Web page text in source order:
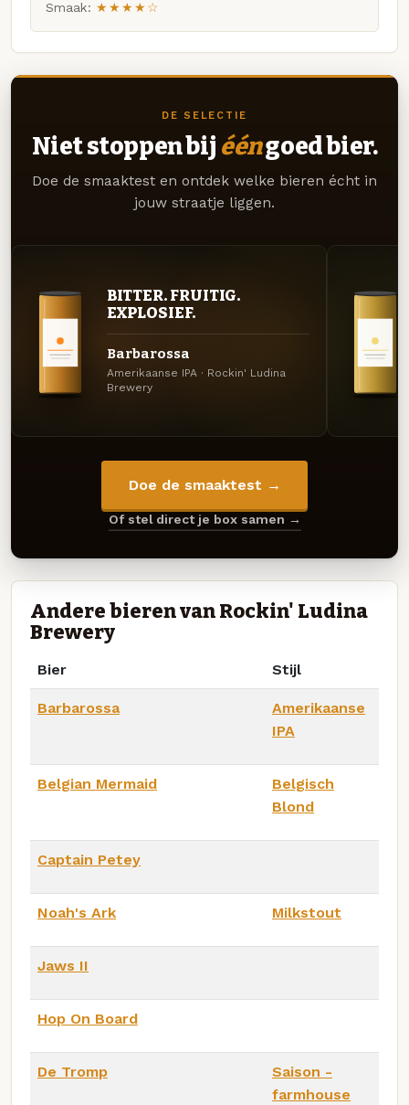
Smaak: ★★★★☆
DE SELECTIE
Niet stoppen bij ééngoed bier.
Doe de smaaktest en ontdek welke bieren écht in
jouw straatje liggen.
BITTER. FRUITIG.
EXPLOSIEF.
Barbarossa
Amerikaanse IPA · Rockin' Ludina
Brewery
Doe de smaaktest →
Of stel direct je box samen →
Andere bieren van Rockin' Ludina
Brewery
Bier Stijl
Barbarossa
Amerikaanse
IPA
Belgian Mermaid
Belgisch
Blond
Captain Petey
Noah's Ark Milkstout
Jaws II
Hop On Board
De Tromp
Saison -
farmhouse